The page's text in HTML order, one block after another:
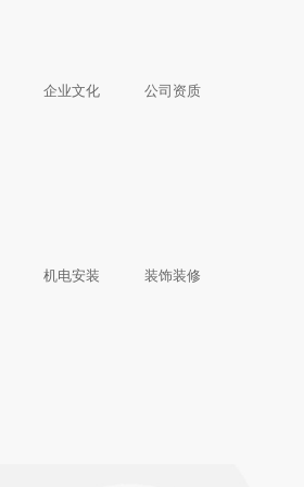
企业文化 公司资质
机电安装 装饰装修